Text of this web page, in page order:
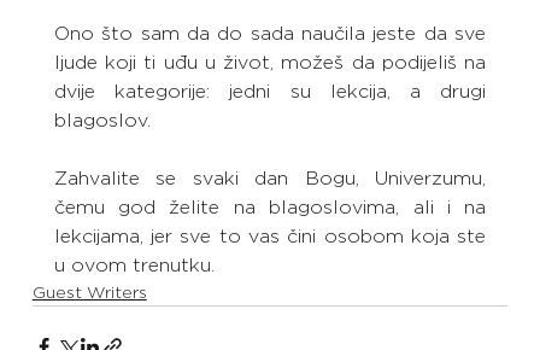
Ono što sam da do sada naučila jeste da sve
ljude koji ti uđu u život, možeš da podijeliš na
dvije kategorije: jedni su lekcija, a drugi
blagoslov.
Zahvalite se svaki dan Bogu, Univerzumu,
čemu god želite na blagoslovima, ali i na
lekcijama, jer sve to vas čini osobom koja ste
u ovom trenutku.
Guest Writers